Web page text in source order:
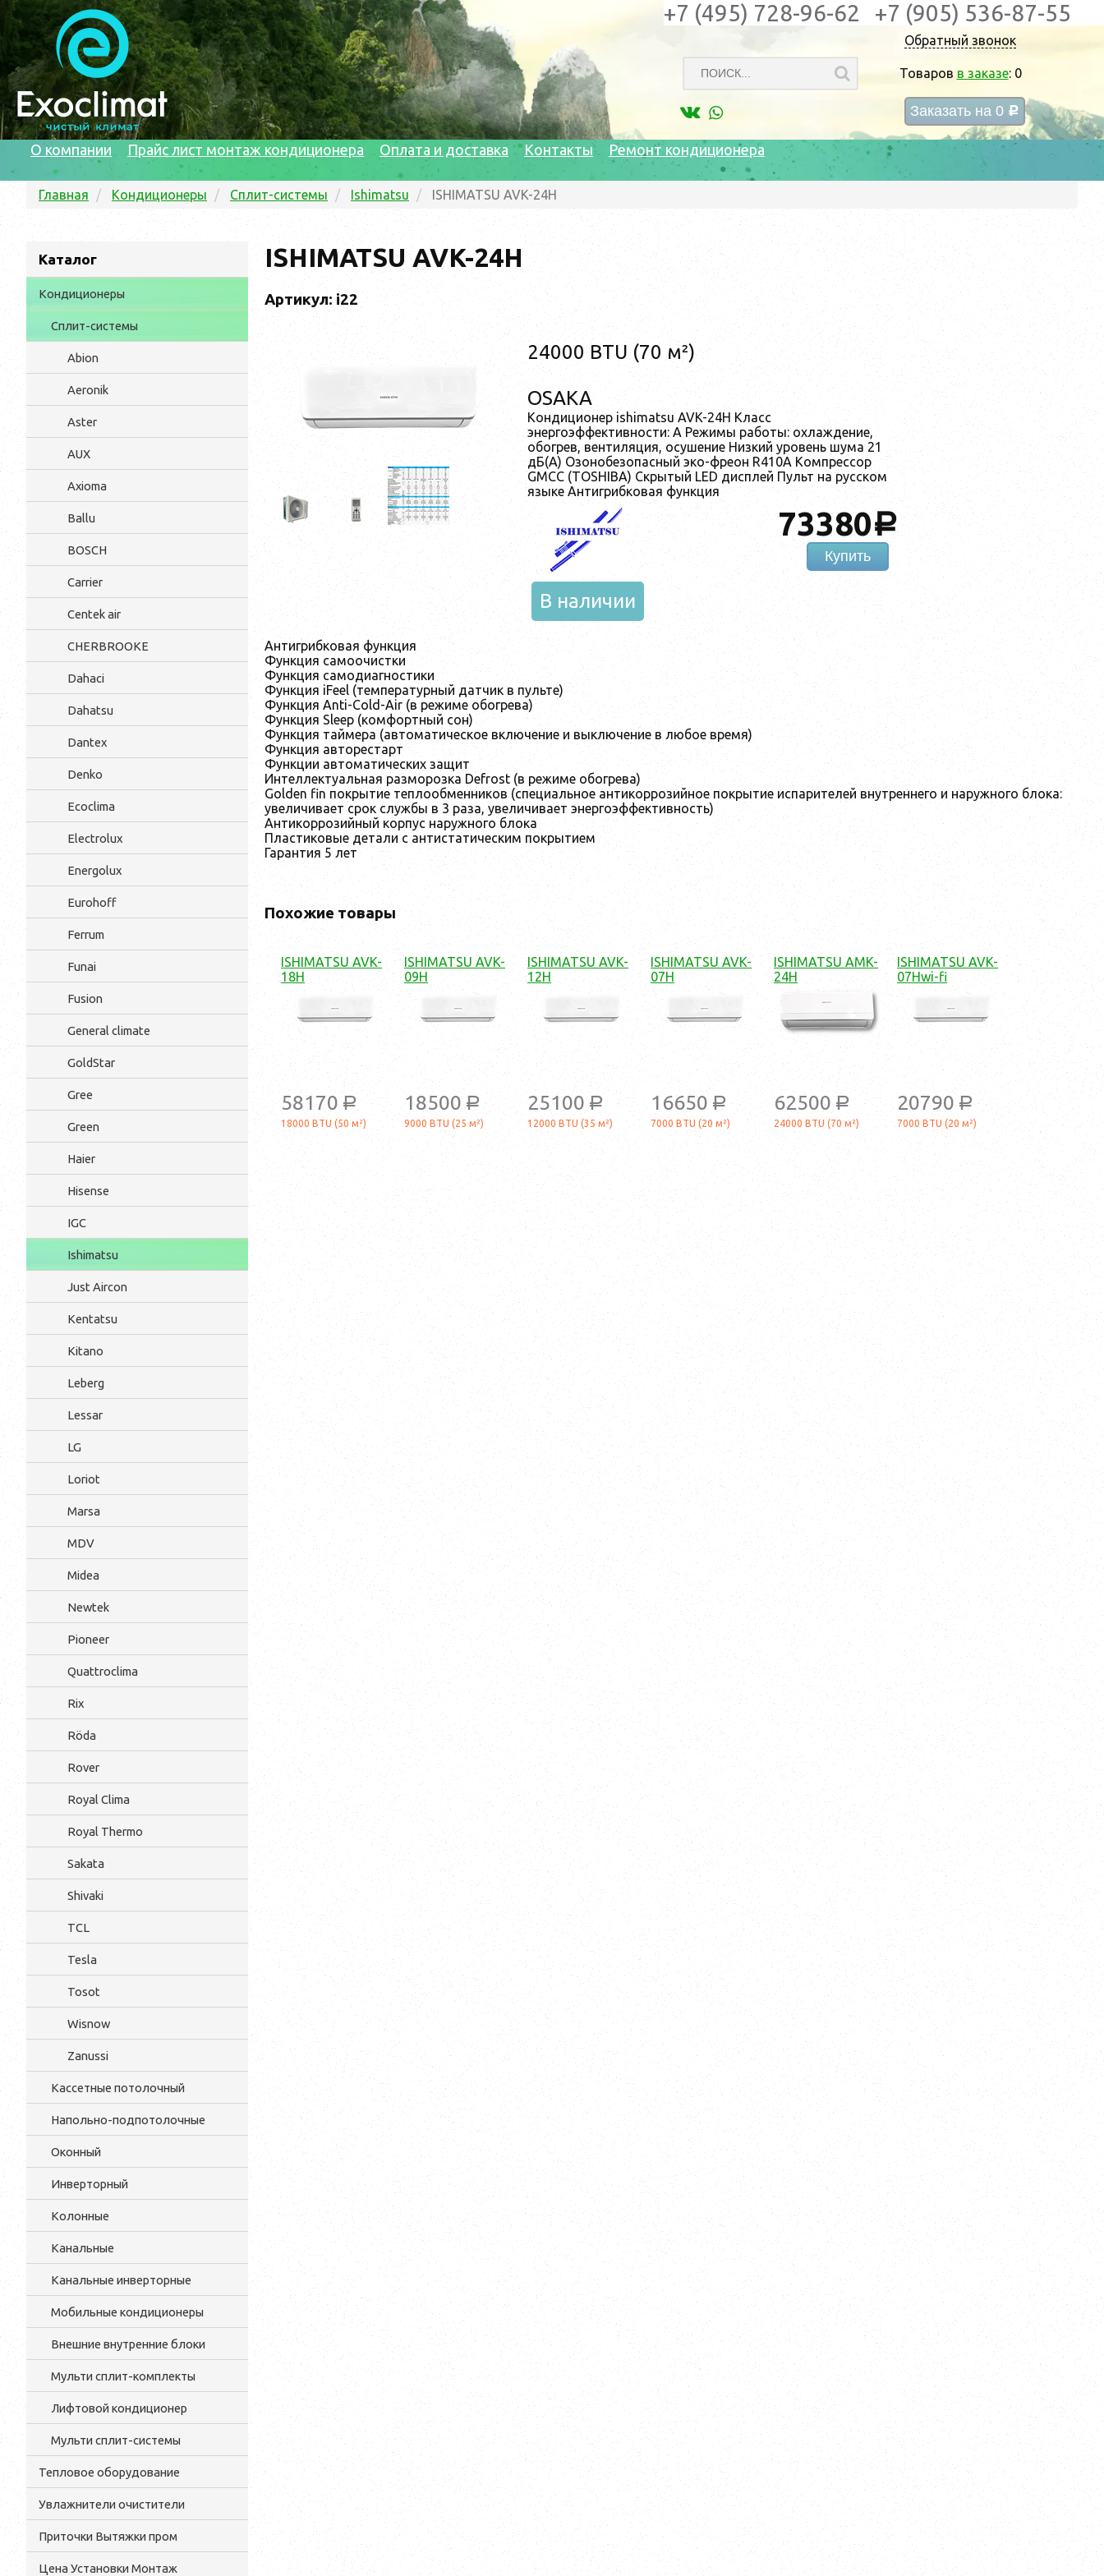
Обратный звонок
Товаров в заказе: 0
Заказать на 0 c
+7 (495) 728-96-62 +7 (905) 536-87-55
О компании Прайс лист монтаж кондиционера Оплата и доставка Контакты Ремонт кондиционера
Главная Кондиционеры Сплит-системы Ishimatsu ISHIMATSU AVK-24H
Каталог
Кондиционеры
Сплит-системы
Abion
Aeronik
Aster
AUX
Axioma
Ballu
BOSCH
Carrier
Centek air
CHERBROOKE
Dahaci
Dahatsu
Dantex
Denko
Ecoclima
Electrolux
Energolux
Eurohoff
Ferrum
Funai
Fusion
General climate
GoldStar
Gree
Green
Haier
Hisense
IGC
Ishimatsu
Just Aircon
Kentatsu
Kitano
Leberg
Lessar
LG
Loriot
Marsa
MDV
Midea
Newtek
Pioneer
Quattroclima
Rix
Röda
Rover
Royal Clima
Royal Thermo
Sakata
Shivaki
TCL
Tesla
Tosot
Wisnow
Zanussi
Кассетные потолочный
Напольно-подпотолочные
Оконный
Инверторный
Колонные
Канальные
Канальные инверторные
Мобильные кондиционеры
Внешние внутренние блоки
Мульти cплит-комплекты
Лифтовой кондиционер
Мульти сплит-системы
Тепловое оборудование
Увлажнители очистители
Приточки Вытяжки пром
Цена Установки Монтаж
ISHIMATSU AVK-24H
Артикул: i22
24000 BTU (70 м²)
OSAKA
Кондиционер ishimatsu AVK-24H Класс
энергоэффективности: А Режимы работы: охлаждение,
обогрев, вентиляция, осушение Низкий уровень шума 21
дБ(А) Озонобезопасный эко-фреон R410A Компрессор
GMCC (TOSHIBA) Скрытый LED дисплей Пульт на русском
языке Антигрибковая функция
73380a
Купить
В наличии
Антигрибковая функция
Функция самоочистки
Функция самодиагностики
Функция iFeel (температурный датчик в пульте)
Функция Anti-Cold-Air (в режиме обогрева)
Функция Sleep (комфортный сон)
Функция таймера (автоматическое включение и выключение в любое время)
Функция авторестарт
Функции автоматических защит
Интеллектуальная разморозка Defrost (в режиме обогрева)
Golden fin покрытие теплообменников (специальное антикоррозийное покрытие испарителей внутреннего и наружного блока:
увеличивает срок службы в 3 раза, увеличивает энергоэффективность)
Антикоррозийный корпус наружного блока
Пластиковые детали с антистатическим покрытием
Гарантия 5 лет
Похожие товары
ISHIMATSU AVK-
18H
58170 a
18000 BTU (50 м²)
ISHIMATSU AVK-
09H
18500 a
9000 BTU (25 м²)
ISHIMATSU AVK-
12H
25100 a
12000 BTU (35 м²)
ISHIMATSU AVK-
07H
16650 a
7000 BTU (20 м²)
ISHIMATSU AMK-
24H
62500 a
24000 BTU (70 м²)
ISHIMATSU AVK-
07Hwi-fi
20790 a
7000 BTU (20 м²)